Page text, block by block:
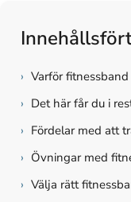
› Varför
› Det här får du i
› Fördelar med att
› Övningar med
› Välja rätt